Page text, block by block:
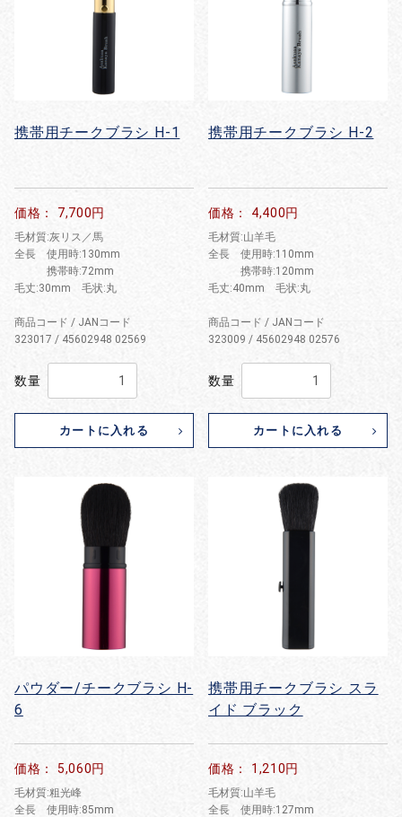
携帯用チークブラシ H-1
価格： 7,700円
毛材質:灰リス／馬
全長 使用時:130mm
携帯時:72mm
毛丈:30mm 毛状:丸
商品コード / JANコード
323017 / 45602948 02569
数量
カートに入れる
携帯用チークブラシ H-2
価格： 4,400円
毛材質:山羊毛
全長 使用時:110mm
携帯時:120mm
毛丈:40mm 毛状:丸
商品コード / JANコード
323009 / 45602948 02576
数量
カートに入れる
パウダー/チークブラシ H-
6
価格： 5,060円
毛材質:粗光峰
全長 使用時:85mm
携帯用チークブラシ スラ
イド ブラック
価格： 1,210円
毛材質:山羊毛
全長 使用時:127mm